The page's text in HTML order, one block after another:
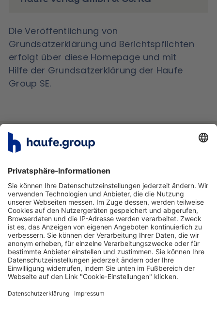
Die Veröffentlichung von
Grundsatzerklärung und Berichtspflichten
erfolgt über diese Homepage und mit
Hilfe der Grundsatzerklärung der Haufe
Group SE.
Inhalte
Kontakt
Jobwelt
Haufe Group Ventures